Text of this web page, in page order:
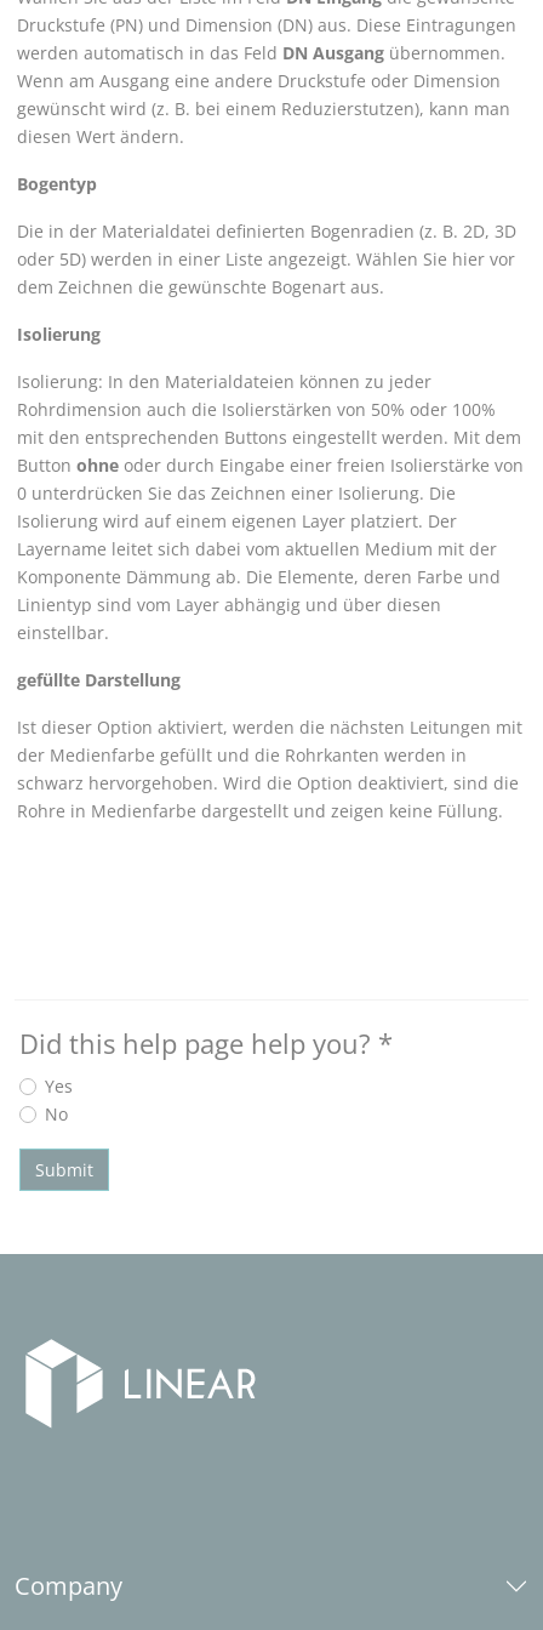
Druckstufe (PN) und Dimension (DN) aus. Diese Eintragungen
werden automatisch in das Feld DN Ausgang übernommen.
Wenn am Ausgang eine andere Druckstufe oder Dimension
gewünscht wird (z. B. bei einem Reduzierstutzen), kann man
diesen Wert ändern.
Bogentyp
Die in der Materialdatei definierten Bogenradien (z. B. 2D, 3D
oder 5D) werden in einer Liste angezeigt. Wählen Sie hier vor
dem Zeichnen die gewünschte Bogenart aus.
Isolierung
Isolierung: In den Materialdateien können zu jeder
Rohrdimension auch die Isolierstärken von 50% oder 100%
mit den entsprechenden Buttons eingestellt werden. Mit dem
Button ohne oder durch Eingabe einer freien Isolierstärke von
0 unterdrücken Sie das Zeichnen einer Isolierung. Die
Isolierung wird auf einem eigenen Layer platziert. Der
Layername leitet sich dabei vom aktuellen Medium mit der
Komponente Dämmung ab. Die Elemente, deren Farbe und
Linientyp sind vom Layer abhängig und über diesen
einstellbar.
gefüllte Darstellung
Ist dieser Option aktiviert, werden die nächsten Leitungen mit
der Medienfarbe gefüllt und die Rohrkanten werden in
schwarz hervorgehoben. Wird die Option deaktiviert, sind die
Rohre in Medienfarbe dargestellt und zeigen keine Füllung.
Did this help page help you? *
Yes
No
Submit
Company